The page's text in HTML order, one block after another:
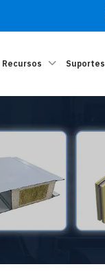
Recursos Suportes